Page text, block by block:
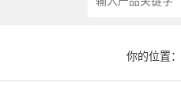
你的位置：